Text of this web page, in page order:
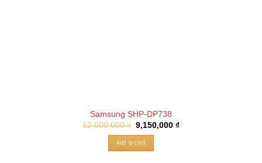
Samsung SHP-DP738
12,000,000₫ 9,150,000₫
Add to cart